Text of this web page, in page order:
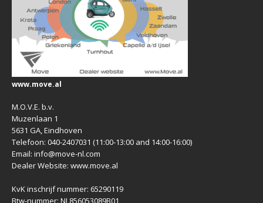
www.move.al
M.O.V.E. b.v.
Muzenlaan 1
5631 GA, Eindhoven
Telefoon: 040-2407031 (11:00-13:00 and 14:00-16:00)
Email: info@move-nl.com
Dealer Website: www.move.al
KvK inschrijf nummer: 65290119
Btw-nummer: NL856053089B01